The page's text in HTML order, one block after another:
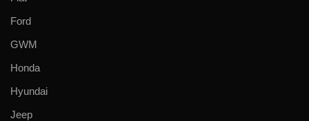
Ford
GWM
Honda
Hyundai
Jeep